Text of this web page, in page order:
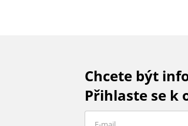
Chcete být
Přihlaste se k